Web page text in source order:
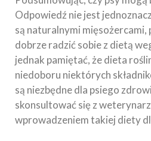
Odpowiedź nie jest
są naturalnymi
dobrze radzić sobie z dietą
jednak pamiętać, że dieta
niedoboru niektórych
są niezbędne dla psiego
skonsultować się z
wprowadzeniem takiej diety